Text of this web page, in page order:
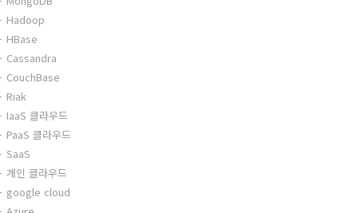
Hadoop
HBase
Cassandra
CouchBase
Riak
IaaS 클라우드
PaaS 클라우드
SaaS
개인 클라우드
google cloud